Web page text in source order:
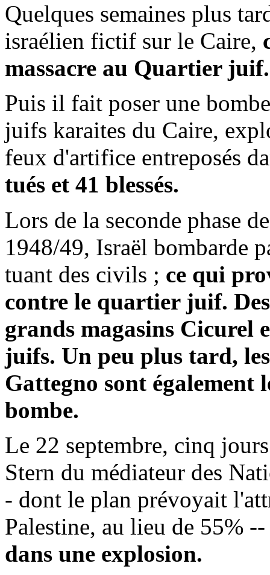
Quelques semaines plus
israélien fictif sur le Caire,
massacre au Quartier juif.
Puis il fait poser une
juifs karaites du Caire,
feux d'artifice entreposés
tués et 41 blessés.
Lors de la seconde phase
1948/49, Israël bombarde
tuant des civils ; ce qui
contre le quartier juif.
grands magasins Cicurel
juifs. Un peu plus tard,
Gattegno sont également
bombe.
Le 22 septembre, cinq
Stern du médiateur des
- dont le plan prévoyait
Palestine, au lieu de 55%
dans une explosion.